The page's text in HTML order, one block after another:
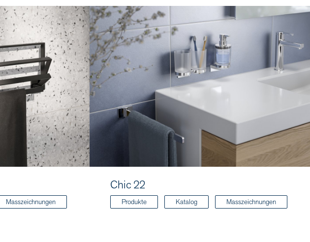
Masszeichnungen
Chic 22
Produkte Katalog Masszeichnungen